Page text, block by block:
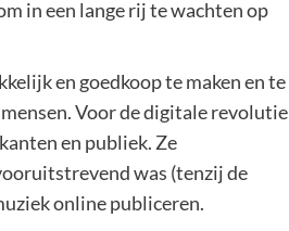
in een lange rij te wachten op
en goedkoop te maken en te
Voor de digitale revolutie
en publiek. Ze
was (tenzij de
online publiceren.